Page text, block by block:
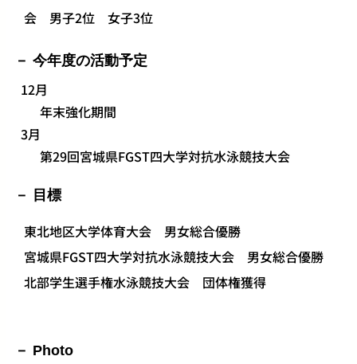
会 男子2位 女子3位
今年度の活動予定
12月
年末強化期間
3月
第29回宮城県FGST四大学対抗水泳競技大会
目標
東北地区大学体育大会 男女総合優勝
宮城県FGST四大学対抗水泳競技大会 男女総合優勝
北部学生選手権水泳競技大会 団体権獲得
Photo